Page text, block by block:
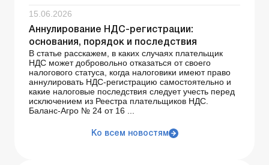
15.06.2026
Аннулирование НДС-регистрации:
основания, порядок и последствия
В статье расскажем, в каких случаях плательщик
НДС может добровольно отказаться от своего
налогового статуса, когда налоговики имеют право
аннулировать НДС-регистрацию самостоятельно и
какие налоговые последствия следует учесть перед
исключением из Реестра плательщиков НДС.
Баланс-Агро № 24 от 16 ...
Ко всем новостям